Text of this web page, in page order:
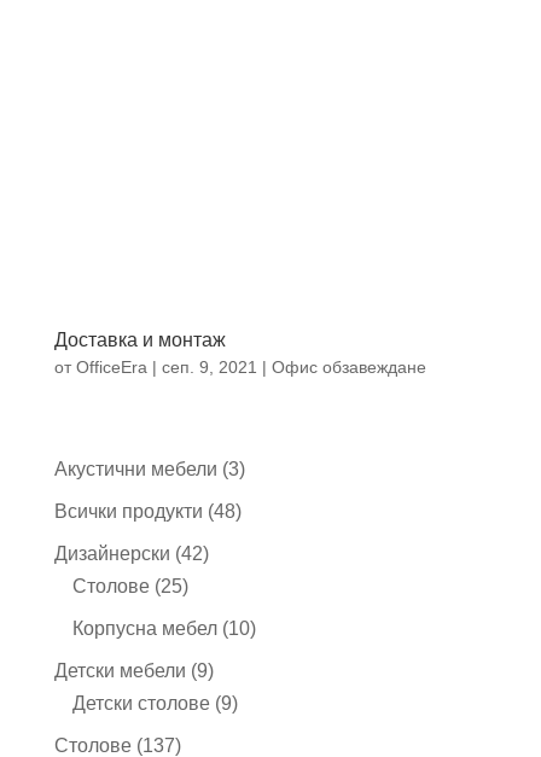
Доставка и монтаж
отOfficeEra | сеп. 9, 2021 | Офис обзавеждане
Акустични мебели 33
продукта
Всички продукти 4848
Дизайнерски 4242
Столове 2525
продукта
Корпусна мебел 1010
Детски мебели 99
продукта
Детски столове 99
Столове 137137